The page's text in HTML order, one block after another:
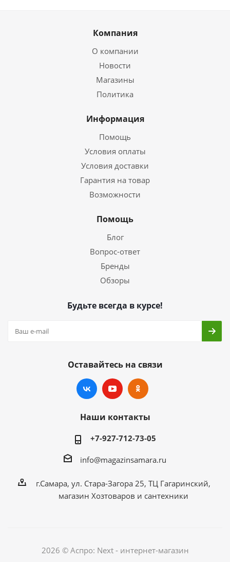
Компания
О компании
Новости
Магазины
Политика
Информация
Помощь
Условия оплаты
Условия доставки
Гарантия на товар
Возможности
Помощь
Блог
Вопрос-ответ
Бренды
Обзоры
Будьте всегда в курсе!
Оставайтесь на связи
Наши контакты
+7-927-712-73-05
info@magazinsamara.ru
г.Самара, ул. Стара-Загора 25, ТЦ Гагаринский,
магазин Хозтоваров и сантехники
2026 © Аспро: Next - интернет-магазин